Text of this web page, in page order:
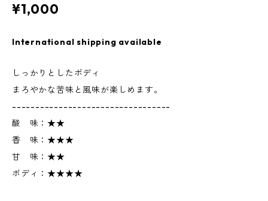
¥1,000
International shipping available
しっかりとしたボディ
まろやかな苦味と風味が楽しめます。
----------------------------------
酸 味：★★
香 味：★★★
甘 味：★★
ボディ：★★★★